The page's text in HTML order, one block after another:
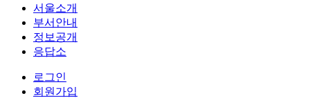
서울소개
부서안내
정보공개
응답소
로그인
회원가입